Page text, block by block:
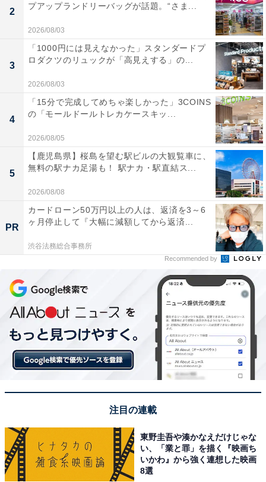
2
プアップランドリーバッグが話題。“さま...
2026/08/03
3
「1000円には見えなかった」スタンダードプ
ロダクツのリュックが「高見えする」の...
2026/08/03
4
「15分で完成してめちゃ楽しかった」3COINS
の「モールドールトレカケースキッ...
2026/08/05
5
【鹿児島県】桜島を望む駅ビルの大観覧車に、
無料の駅ナカ足湯も！ 駅ナカ・駅直結ス...
2026/08/08
PR
カードローン50万円以上の人は、返済を3～6
ヶ月停止して『大幅に減額してから返済...
渋谷法務総合事務所
Recommended by
注目の連載
東野圭吾や湊かなえだけじゃな
い、「業と罪」を描く『映画ち
いかわ』から強く連想した映画
8選